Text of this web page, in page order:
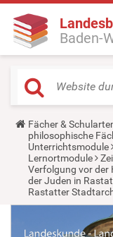
Baden-
Y
o
u
a
r
e
h
e
Fächer &
philosophische
Unterrichtsmodule
Lernortmodule
Verfolgung vor der
der Juden in
Rastatter